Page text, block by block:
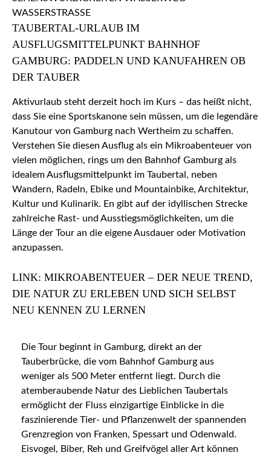
TAUBERTAL-URLAUB IM
AUSFLUGSMITTELPUNKT BAHNHOF
GAMBURG: PADDELN UND KANUFAHREN OB
DER TAUBER
Aktivurlaub steht derzeit hoch im Kurs – das heißt nicht,
dass Sie eine Sportskanone sein müssen, um die legendäre
Kanutour von Gamburg nach Wertheim zu schaffen.
Verstehen Sie diesen Ausflug als ein Mikroabenteuer von
vielen möglichen, rings um den Bahnhof Gamburg als
idealem Ausflugsmittelpunkt im Taubertal, neben
Wandern, Radeln, Ebike und Mountainbike, Architektur,
Kultur und Kulinarik. En gibt auf der idyllischen Strecke
zahlreiche Rast- und Ausstiegsmöglichkeiten, um die
Länge der Tour an die eigene Ausdauer oder Motivation
anzupassen.
LINK: MIKROABENTEUER – DER NEUE TREND,
DIE NATUR ZU ERLEBEN UND SICH SELBST
NEU KENNEN ZU LERNEN
Die Tour beginnt in Gamburg, direkt an der
Tauberbrücke, die vom Bahnhof Gamburg aus
weniger als 500 Meter entfernt liegt. Durch die
atemberaubende Natur des Lieblichen Taubertals
ermöglicht der Fluss einzigartige Einblicke in die
faszinierende Tier- und Pflanzenwelt der spannenden
Grenzregion von Franken, Spessart und Odenwald.
Eisvogel, Biber, Reh und Greifvögel aller Art können